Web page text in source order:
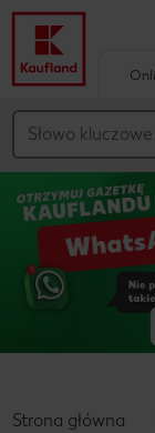
Główna treść
Stopka
Pływający
Strona główna